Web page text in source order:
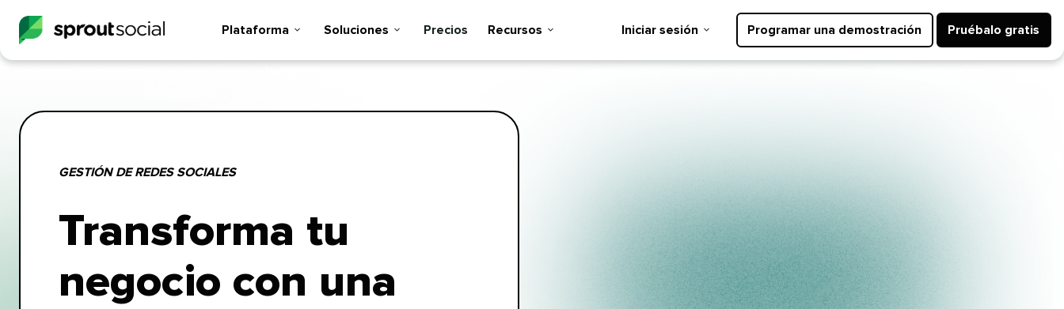
Plataforma​​ Soluciones​​ Precios​​ Recursos​​ Iniciar sesión​​ Programar una demostración​​ Pruébalo gratis​​
GESTIÓN DE REDES SOCIALES​​
Transforma tu
negocio con una